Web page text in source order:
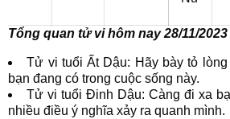
Tổng quan tử vi hôm nay 28/11/
Tử vi tuổi Ất Dậu: Hãy bày tỏ
bạn đang có trong cuộc sống này.
Tử vi tuổi Đinh Dậu: Càng đi xa
nhiều điều ý nghĩa xảy ra quanh mình.